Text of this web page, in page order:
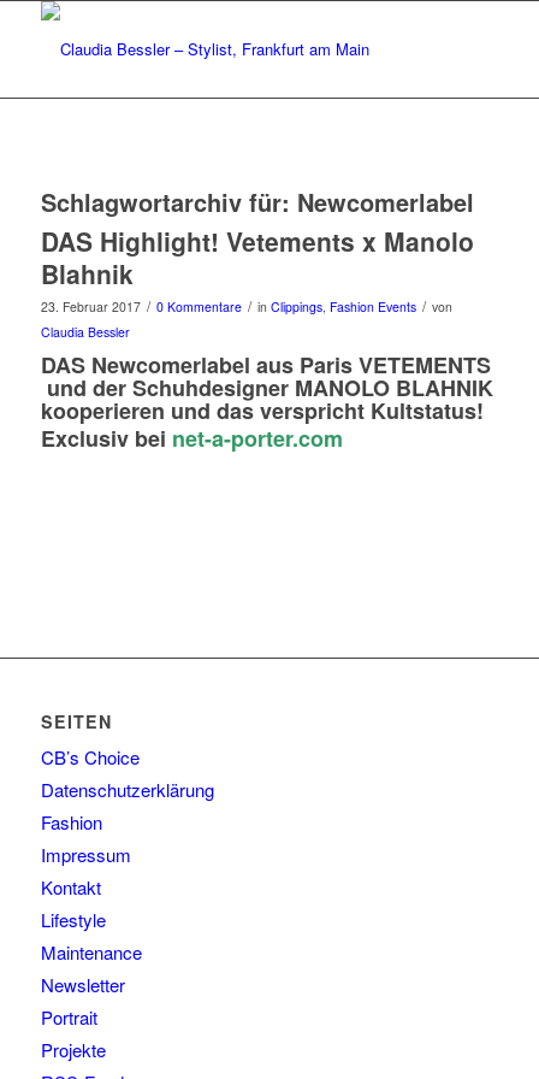
Schlagwortarchiv für: Newcomerlabel
DAS Highlight! Vetements x Manolo
Blahnik
23. Februar 2017 / 0 Kommentare / in Clippings, Fashion Events / von
Claudia Bessler
DAS Newcomerlabel aus Paris VETEMENTS
und der Schuhdesigner MANOLO BLAHNIK
kooperieren und das verspricht Kultstatus!
Exclusiv bei net-a-porter.com
SEITEN
CB’s Choice
Datenschutzerklärung
Fashion
Impressum
Kontakt
Lifestyle
Maintenance
Newsletter
Portrait
Projekte